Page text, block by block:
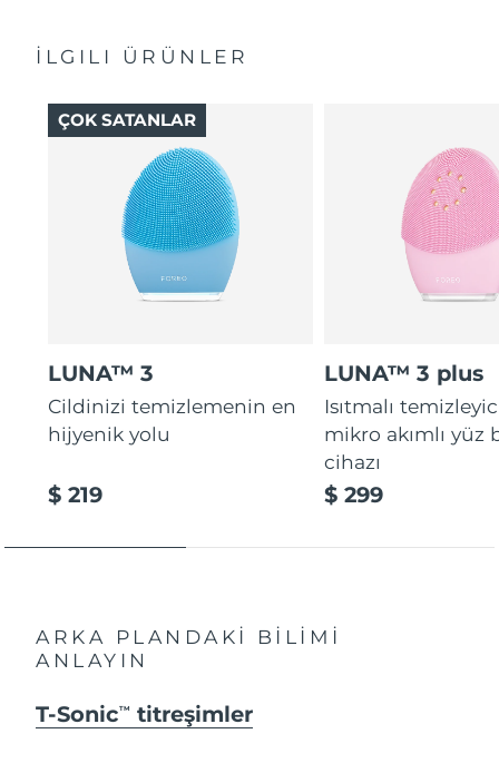
İLGILI ÜRÜNLER
LUNA™ 3
Cildinizi temizlemenin en
hijyenik yolu
$ 219
ÇOK SATANLAR
LUNA™ 3 plus
Isıtmalı
mikro akımlı yüz
cihazı
$ 299
ARKA PLANDAKİ BİLİMİ
ANLAYIN
T-SonicTM titreşimler